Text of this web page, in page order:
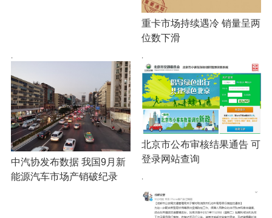
重卡市场持续遇冷 销量呈两
位数下滑
·
中汽协发布数据 我国9月新
能源汽车市场产销破纪录
·
北京市公布审核结果通告 可
登录网站查询
·